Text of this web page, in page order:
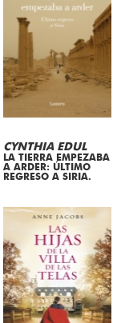
CYNTHIA EDUL
LA TIERRA EMPEZABA
A ARDER: ÚLTIMO
REGRESO A SIRIA.